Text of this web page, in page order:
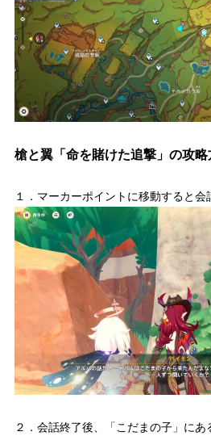
槍と翼「命を賭けた追撃」の攻略
１．マーカーポイントに移動すると会
２．会話終了後、「こだまの子」に